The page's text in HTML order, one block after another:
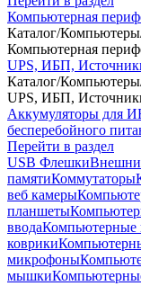
Компьютерная
Каталог/Компьютеры
Компьютерная
UPS, ИБП,
Каталог/Компьютеры
UPS, ИБП,
Аккумуляторы для
бесперебойного
Перейти в раздел
USB Флешки
памятиКоммутаторы
веб камеры
планшеты
вводаКомпьютерные
коврики
микрофоны
мышки